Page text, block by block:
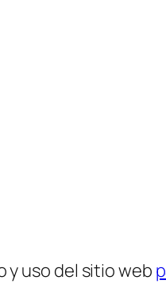
y uso del sitio web